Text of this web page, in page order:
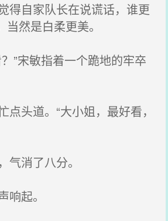
得自家队长在说谎话，谁更
然是白柔更美。
”宋敏指着一个跪地的牢卒
头道。“大小姐，最好看，
消了八分。
起。